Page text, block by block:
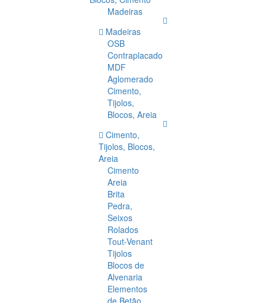
Madeiras
Madeiras
OSB
Contraplacado
MDF
Aglomerado
Cimento,
Tijolos,
Blocos, Areia
Cimento,
Tijolos, Blocos,
Areia
Cimento
Areia
Brita
Pedra,
Seixos
Rolados
Tout-Venant
Tijolos
Blocos de
Alvenaria
Elementos
de Betão